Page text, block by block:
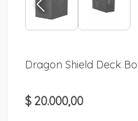
Dragon Shield Deck
$ 20.000,00